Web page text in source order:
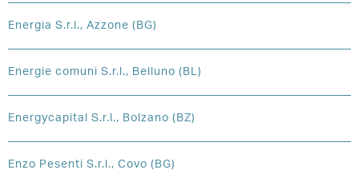
Energia S.r.l., Azzone (BG)
Energie comuni S.r.l., Belluno (BL)
Energycapital S.r.l., Bolzano (BZ)
Enzo Pesenti S.r.l., Covo (BG)